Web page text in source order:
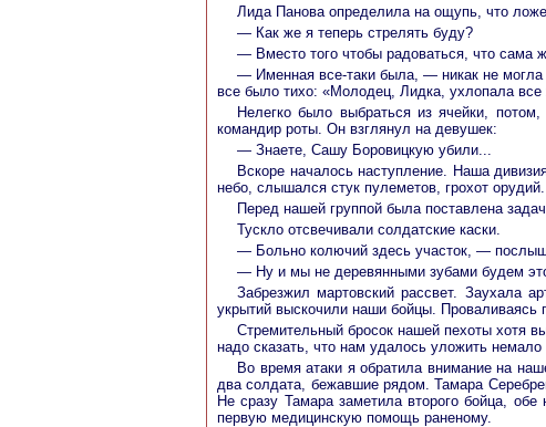
Лида Панова определила на ощупь, что
— Как же я теперь стрелять буду?
— Вместо того чтобы радоваться, что сама
— Именная все-таки была, — никак не могла
все было тихо: «Молодец, Лидка, ухлопала все
Нелегко было выбраться из ячейки,
командир роты. Он взглянул на девушек:
— Знаете, Сашу Боровицкую убили...
Вскоре началось наступление. Наша
небо, слышался стук пулеметов, грохот орудий.
Перед нашей группой была поставлена
Тускло отсвечивали солдатские каски.
— Больно колючий здесь участок, —
— Ну и мы не деревянными зубами будем
Забрезжил мартовский рассвет. Заухала
укрытий выскочили наши бойцы.
Стремительный бросок нашей пехоты хотя
надо сказать, что нам удалось уложить немало
Во время атаки я обратила внимание на
два солдата, бежавшие рядом. Тамара
Не сразу Тамара заметила второго бойца,
первую медицинскую помощь раненому.